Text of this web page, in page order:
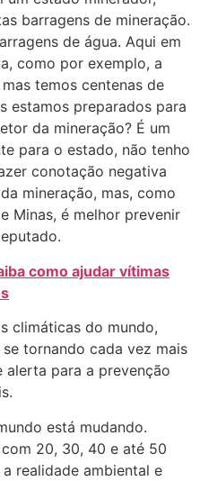
barragens de mineração.
de água. Aqui em
como por exemplo, a
temos centenas de
estamos preparados para
da mineração? É um
para o estado, não tenho
conotação negativa
mineração, mas, como
Minas, é melhor prevenir
como ajudar vítimas
climáticas do mundo,
tornando cada vez mais
alerta para a prevenção
está mudando.
20, 30, 40 e até 50
realidade ambiental e